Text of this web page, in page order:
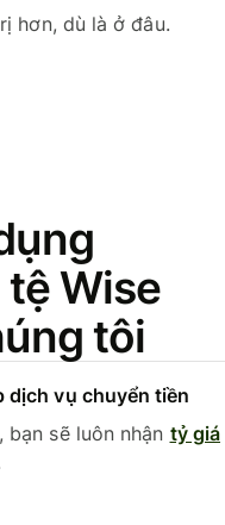
hơn, dù là ở đâu.
Wise
tôi
dịch vụ chuyển tiền
bạn sẽ luôn nhận tỷ giá